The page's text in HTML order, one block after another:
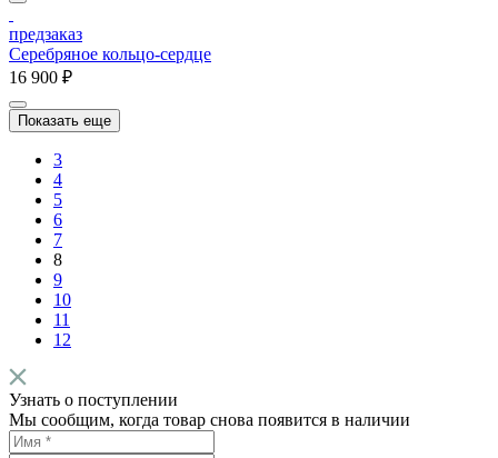
предзаказ
Серебряное кольцо-сердце
16 900 ₽
Показать еще
3
4
5
6
7
8
9
10
11
12
Узнать о поступлении
Мы сообщим, когда товар снова появится в наличии